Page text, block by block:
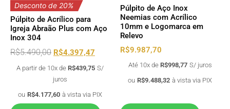
Desconto de 20%
Púlpito de Acrílico para
Igreja Abraão Plus com Aço
Inox 304
R$5.490,00 R$4.397,47
A partir de 10x de R$439,75 S/
juros
ou R$4.177,60 à vista via PIX
Púlpito de Aço Inox
Neemias com Acrílico
10mm e Logomarca em
Relevo
R$9.987,70
Até 10x de R$998,77 S/ juros
ou R$9.488,32 à vista via PIX